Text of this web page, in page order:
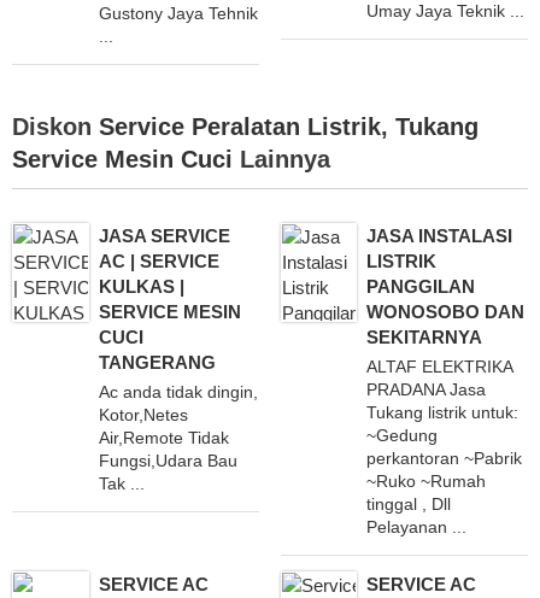
Gustony Jaya Tehnik
Umay Jaya Teknik ...
Diskon Service Peralatan Listrik, Tukang
Service Mesin Cuci Lainnya
JASA SERVICE
AC | SERVICE
KULKAS |
SERVICE MESIN
CUCI
TANGERANG
Ac anda tidak dingin,
Kotor,Netes
Air,Remote Tidak
Fungsi,Udara Bau
Tak ...
JASA INSTALASI
LISTRIK
PANGGILAN
WONOSOBO DAN
SEKITARNYA
ALTAF ELEKTRIKA
PRADANA Jasa
Tukang listrik untuk:
~Gedung
perkantoran ~Pabrik
~Ruko ~Rumah
tinggal , Dll
Pelayanan ...
SERVICE AC
SERVICE AC